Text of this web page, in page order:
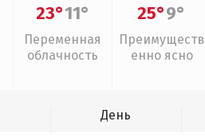
23°11°
Переменная
облачность
25°9°
Преимуществ
енно ясно
День